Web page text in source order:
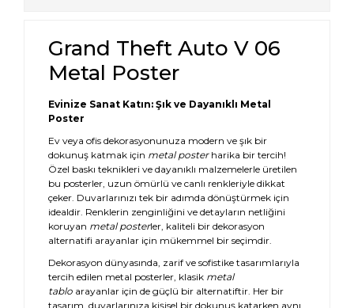
Grand Theft Auto V 06
Metal Poster
Evinize Sanat Katın: Şık ve Dayanıklı Metal
Poster
Ev veya ofis dekorasyonunuza modern ve şık bir
dokunuş katmak için metal posterharika bir tercih!
Özel baskı teknikleri ve dayanıklı malzemelerle üretilen
bu posterler, uzun ömürlü ve canlı renkleriyle dikkat
çeker. Duvarlarınızı tek bir adımda dönüştürmek için
idealdir. Renklerin zenginliğini ve detayların netliğini
koruyan metal posterler, kaliteli bir dekorasyon
alternatifi arayanlar için mükemmel bir seçimdir.
Dekorasyon dünyasında, zarif ve sofistike tasarımlarıyla
tercih edilen metal posterler, klasik metal
tablo arayanlar için de güçlü bir alternatiftir. Her bir
tasarım, duvarlarınıza kişisel bir dokunuş katarken aynı